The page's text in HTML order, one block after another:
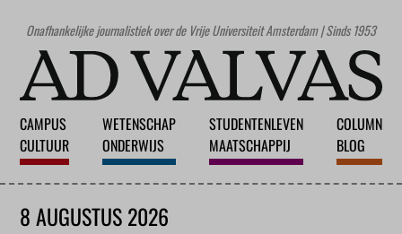
Onafhankelijke journalistiek over de Vrije Universiteit Amsterdam | Sinds 1953
CAMPUS
CULTUUR
WETENSCHAP
ONDERWIJS
STUDENTENLEVEN
MAATSCHAPPIJ
COLUMN
BLOG
8 AUGUSTUS 2026